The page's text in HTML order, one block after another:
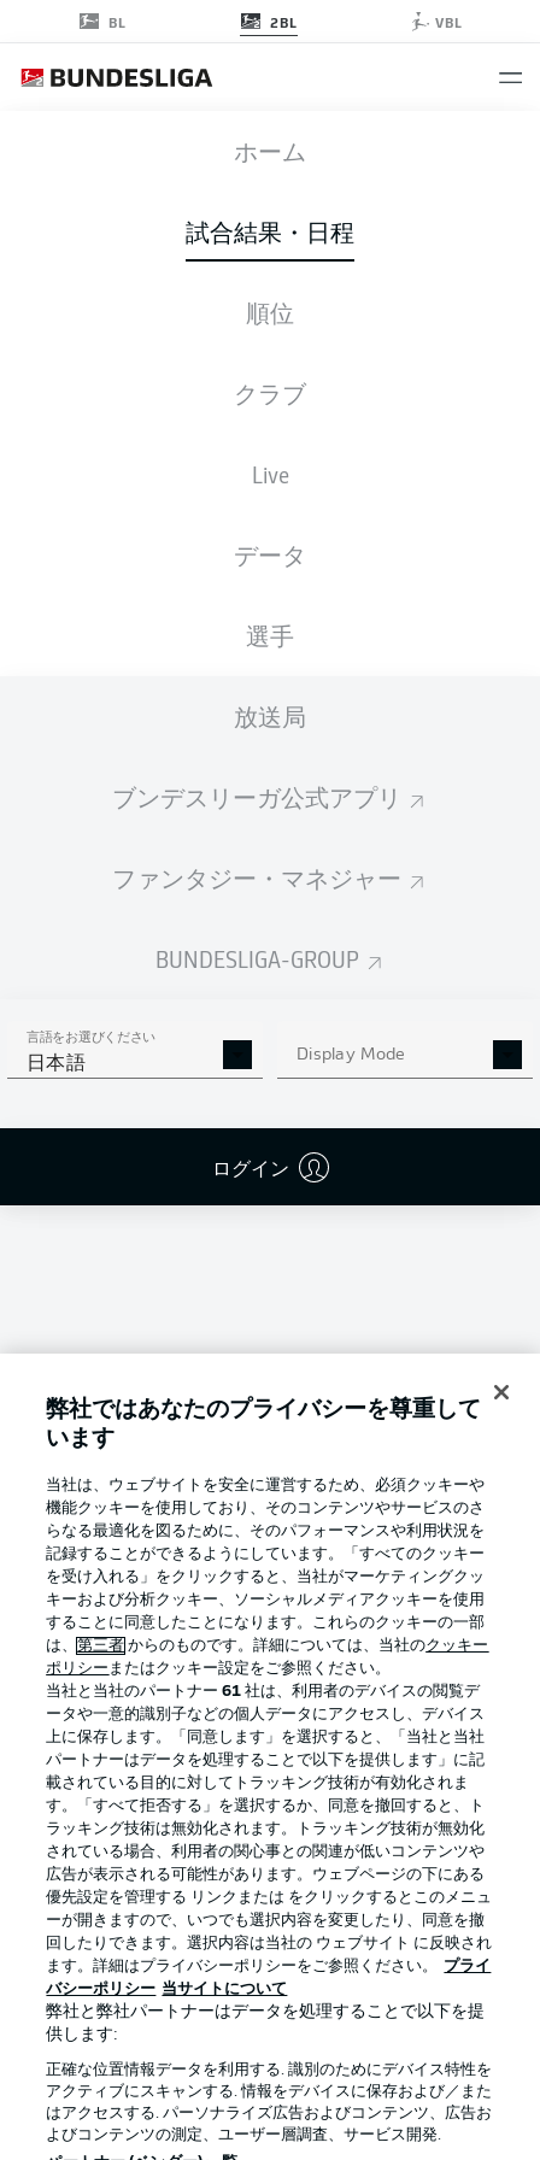
BL 2BL VBL
ホーム
試合結果・日程
順位
クラブ
Live
データ
選手
放送局
ブンデスリーガ公式アプリ
ファンタジー・マネジャー
BUNDESLIGA-GROUP
言語をお選びください
日本語 Display Mode
ログイン
BOC SVD
スターティングメンバー
金, 27.11.2026 - 日, 29.11.2026
広告
Welcome along and thanks for joining us for build-up
Football as it's meant to be
BUNDESLIGA APP
Official Partners
プライバシー・ポリシー 優先設定を管理する
弊社ではあなたのプライバシーを尊重して
います
当社は、ウェブサイトを安全に運営するため、必須クッキーや
機能クッキーを使用しており、そのコンテンツやサービスのさ
らなる最適化を図るために、そのパフォーマンスや利用状況を
記録することができるようにしています。「すべてのクッキー
を受け入れる」をクリックすると、当社がマーケティングクッ
キーおよび分析クッキー、ソーシャルメディアクッキーを使用
することに同意したことになります。これらのクッキーの一部
は、第三者 からのものです。詳細については、当社のクッキー
ポリシー またはクッキー設定をご参照ください。
当社と当社のパートナー61 社は、利用者のデバイスの閲覧デ
ータや一意的識別子などの個人データにアクセスし、デバイス
上に保存します。「同意します」を選択すると、「当社と当社
パートナーはデータを処理することで以下を提供します」に記
載されている目的に対してトラッキング技術が有効化されま
す。「すべて拒否する」を選択するか、同意を撤回すると、ト
ラッキング技術は無効化されます。トラッキング技術が無効化
されている場合、利用者の関心事との関連が低いコンテンツや
広告が表示される可能性があります。ウェブページの下にある
優先設定を管理する リンクまたは をクリックするとこのメニュ
ーが開きますので、いつでも選択内容を変更したり、同意を撤
回したりできます。選択内容は当社の ウェブサイト に反映され
ます。詳細はプライバシーポリシーをご参照ください。
プライ
バシーポリシー 当サイトについて
弊社と弊社パートナーはデータを処理することで以下を提
供します:
正確な位置情報データを利用する. 識別のためにデバイス特性を
アクティブにスキャンする. 情報をデバイスに保存および／また
はアクセスする. パーソナライズ広告およびコンテンツ、広告お
よびコンテンツの測定、ユーザー層調査、サービス開発.